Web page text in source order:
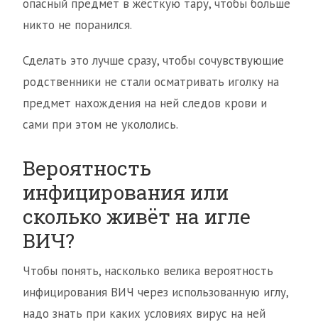
опасный предмет в жёсткую тару, чтобы больше
никто не поранился.
Сделать это лучше сразу, чтобы сочувствующие
родственники не стали осматривать иголку на
предмет нахождения на ней следов крови и
сами при этом не укололись.
Вероятность
инфицирования или
сколько живёт на игле
ВИЧ?
Чтобы понять, насколько велика вероятность
инфицирования ВИЧ через использованную иглу,
надо знать при каких условиях вирус на ней